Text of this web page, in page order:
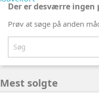
Der er desværre ingen
Prøv at søge på anden
Mest solgte